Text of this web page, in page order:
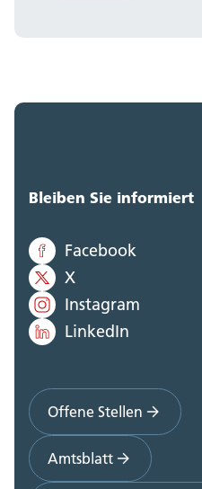
Bleiben Sie informiert
Facebook
X
Instagram
LinkedIn
Offene Stellen
Amtsblatt